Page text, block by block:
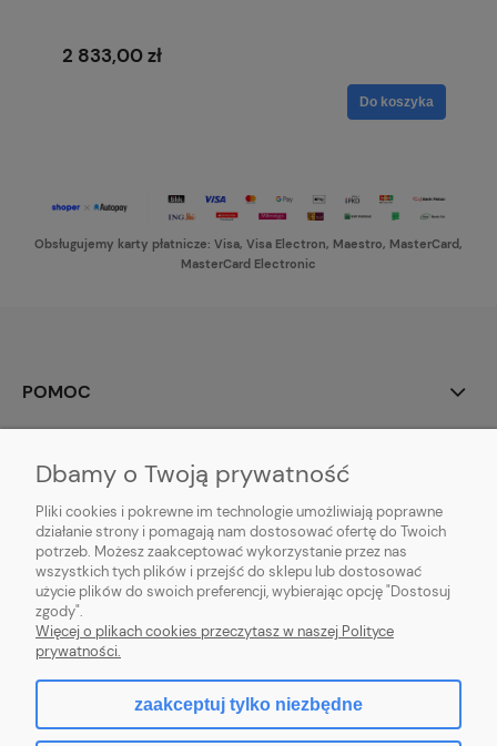
2 833,00 zł
Do koszyka
Obsługujemy karty płatnicze: Visa, Visa Electron, Maestro, MasterCard,
MasterCard Electronic
POMOC
PŁATNOŚCI I DOSTAWA
INFORMACJE
O NAS
Dbamy o Twoją prywatność
Pliki cookies i pokrewne im technologie umożliwiają poprawne
działanie strony i pomagają nam dostosować ofertę do Twoich
potrzeb. Możesz zaakceptować wykorzystanie przez nas
wszystkich tych plików i przejść do sklepu lub dostosować
użycie plików do swoich preferencji, wybierając opcję "Dostosuj
zgody".
Więcej o plikach cookies przeczytasz w naszej Polityce
prywatności.
zaakceptuj tylko niezbędne